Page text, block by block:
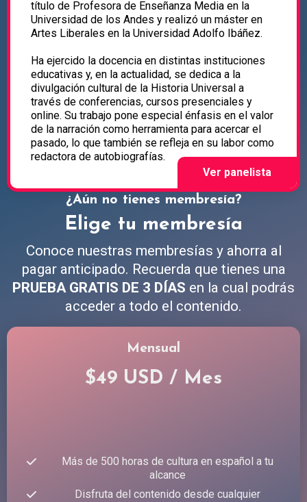
título de Profesora de Enseñanza Media en la
Universidad de los Andes y realizó un máster en
Artes Liberales en la Universidad Adolfo Ibáñez.
Ha ejercido la docencia en distintas instituciones
educativas y, en la actualidad, se dedica a la
divulgación cultural de la Historia Universal a
través de conferencias, cursos presenciales y
online. Su trabajo pone especial énfasis en el valor
de la narración como herramienta para acercar el
pasado, lo que también se refleja en su labor como
redactora de autobiografías.
¿Aún no tienes membresía?
Elige tu membresía
Conoce nuestras membresías y ahorra al
pagar anticipado. Recuerda que tienes una
PRUEBA GRATIS DE 3 DÍAS en la cual podrás
acceder a todo el contenido.
Mensual
$49 USD / Mes
Más de 500 horas de cultura en español a tu
alcance
Disfruta del contenido desde cualquier